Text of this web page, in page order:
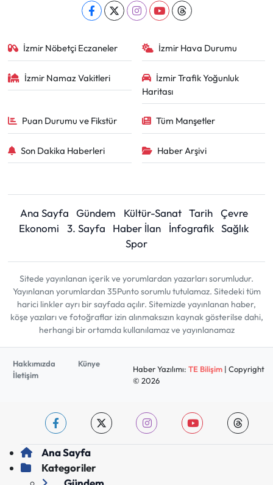
İzmir Nöbetçi Eczaneler İzmir Hava Durumu
İzmir Namaz Vakitleri
İzmir Trafik Yoğunluk
Haritası
Puan Durumu ve Fikstür Tüm Manşetler
Son Dakika Haberleri Haber Arşivi
Ana Sayfa Gündem Kültür-Sanat Tarih
Çevre
Ekonomi
3. Sayfa Haber İlan İnfografik Sağlık
Spor
Sitede yayınlanan içerik ve yorumlardan yazarları sorumludur.
Yayınlanan yorumlardan 35Punto sorumlu tutulamaz. Sitedeki tüm
harici linkler ayrı bir sayfada açılır. Sitemizde yayınlanan haber,
köşe yazıları ve fotoğraflar izin alınmaksızın kaynak gösterilse dahi,
herhangi bir ortamda kullanılamaz ve yayınlanamaz
Hakkımızda
Künye
İletişim
Haber Yazılımı: TE Bilişim| Copyright
© 2026
Ana Sayfa
Kategoriler